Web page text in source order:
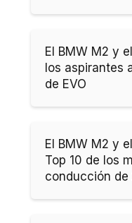
El BMW M2 y
los aspirantes
de EVO
El BMW M2 y
Top 10 de los
conducción de